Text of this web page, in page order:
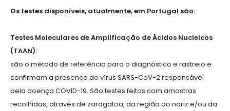
Os testes disponíveis, atualmente, em Portugal são:
Testes Moleculares de Amplificação de Ácidos Nucleicos
(TAAN):
são o método de referência para o diagnóstico e rastreio e
confirmam a presença do vírus SARS-CoV-2 responsável
pela doença COVID-19. São testes feitos com amostras
recolhidas, através de zaragatoa, da região do nariz e/ou da